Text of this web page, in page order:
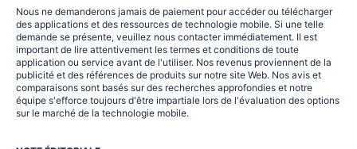
Nous ne demanderons jamais de paiement pour accéder ou télécharger
des applications et des ressources de technologie mobile. Si une telle
demande se présente, veuillez nous contacter immédiatement. Il est
important de lire attentivement les termes et conditions de toute
application ou service avant de l'utiliser. Nos revenus proviennent de la
publicité et des références de produits sur notre site Web. Nos avis et
comparaisons sont basés sur des recherches approfondies et notre
équipe s'efforce toujours d'être impartiale lors de l'évaluation des options
sur le marché de la technologie mobile.